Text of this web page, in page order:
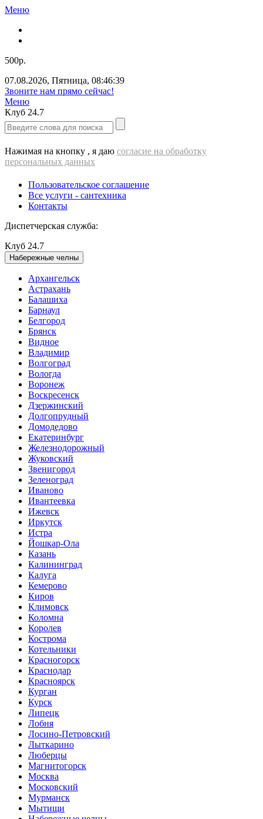
Меню
500р.
07.08.2026, Пятница, 08:46:39
Звоните нам прямо сейчас!
Меню
Клуб 24.7
Нажимая на кнопку , я даю согласие на обработку
персональных данных
Пользовательское соглашение
Все услуги - cантехника
Контакты
Диспетчерская служба:
Клуб 24.7
Набережные челны
Архангельск
Астрахань
Балашиха
Барнаул
Белгород
Брянск
Видное
Владимир
Волгоград
Вологда
Воронеж
Воскресенск
Дзержинский
Долгопрудный
Домодедово
Екатеринбург
Железнодорожный
Жуковский
Звенигород
Зеленоград
Иваново
Ивантеевка
Ижевск
Иркутск
Истра
Йошкар-Ола
Казань
Калининград
Калуга
Кемерово
Киров
Климовск
Коломна
Королев
Кострома
Котельники
Красногорск
Краснодар
Красноярск
Курган
Курск
Липецк
Лобня
Лосино-Петровский
Лыткарино
Люберцы
Магнитогорск
Москва
Московский
Мурманск
Мытищи